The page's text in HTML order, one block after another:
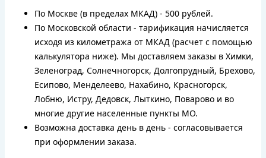
По Москве (в пределах МКАД) - 500 рублей.
По Московской области - тарификация начисляется
исходя из километража от МКАД (расчет с помощью
калькулятора ниже). Мы доставляем заказы в Химки,
Зеленоград, Солнечногорск, Долгопрудный, Брехово,
Есипово, Менделеево, Нахабино, Красногорск,
Лобню, Истру, Дедовск, Лыткино, Поварово и во
многие другие населенные пункты МО.
Возможна доставка день в день - согласовывается
при оформлении заказа.